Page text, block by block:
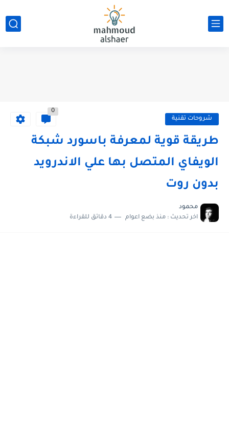
شروحات تقنية
0
طريقة قوية لمعرفة باسورد شبكة
الويفاي المتصل بها علي الاندرويد
بدون روت
محمود
اخر تحديث : منذ بضع اعوام 4 دقائق للقراءة